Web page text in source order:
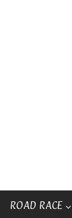
ROAD RACE